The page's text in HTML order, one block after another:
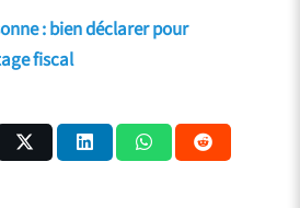
: bien déclarer pour
fiscal